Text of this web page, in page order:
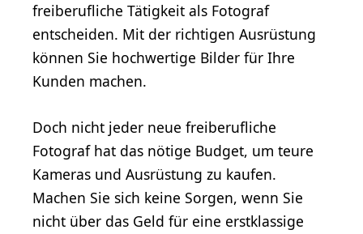
freiberufliche Tätigkeit als Fotograf
entscheiden. Mit der richtigen Ausrüstung
können Sie hochwertige Bilder für Ihre
Kunden machen.
Doch nicht jeder neue freiberufliche
Fotograf hat das nötige Budget, um teure
Kameras und Ausrüstung zu kaufen.
Machen Sie sich keine Sorgen, wenn Sie
nicht über das Geld für eine erstklassige